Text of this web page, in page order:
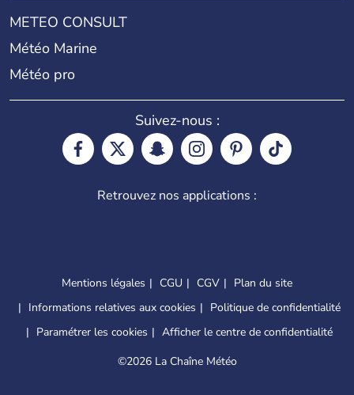
METEO CONSULT
Météo Marine
Météo pro
Suivez-nous :
Retrouvez nos applications :
Mentions légales CGU CGV
Plan du site
Informations relatives aux cookies
Politique de confidentialité
Paramétrer les cookies
Afficher le centre de confidentialité
©2026 La Chaîne Météo